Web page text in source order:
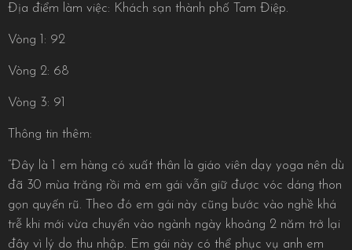
Địa điểm làm việc: Khách sạn thành phố Tam Điệp.
Vòng 1: 92
Vòng 2: 68
Vòng 3: 91
Thông tin thêm:
“Đây là 1 em hàng có xuất thân là giáo viên dạy yoga nên dù
đã 30 mùa trăng rồi mà em gái vẫn giữ được vóc dáng thon
gọn quyến rũ. Theo đó em gái này cũng bước vào nghề khá
trễ khi mới vừa chuyển vào ngành ngày khoảng 2 năm trở lại
đây vì lý do thu nhập. Em gái này có thể phục vụ anh em